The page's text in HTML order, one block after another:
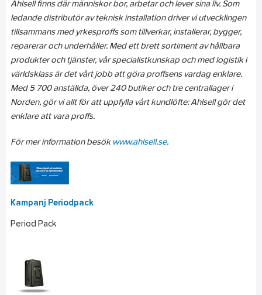
Ahlsell finns där människor bor, arbetar och lever sina liv. Som
ledande distributör av teknisk installation driver vi utvecklingen
tillsammans med yrkesproffs som tillverkar, installerar, bygger,
reparerar och underhåller. Med ett brett sortiment av hållbara
produkter och tjänster, vår specialistkunskap och med logistik i
världsklass är det vårt jobb att göra proffsens vardag enklare.
Med 5 700 anställda, över 240 butiker och tre centrallager i
Norden, gör vi allt för att uppfylla vårt kundlöfte: Ahlsell gör det
enklare att vara proffs.
För mer information besök www.ahlsell.se.
Kampanj Periodpack
Period Pack